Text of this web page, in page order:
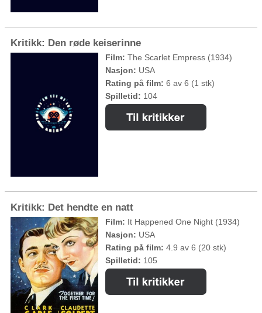
Kritikk: Den røde keiserinne
Film: The Scarlet Empress (1934)
Nasjon: USA
Rating på film: 6 av 6 (1 stk)
Spilletid: 104
Kritikk: Det hendte en natt
Film: It Happened One Night (1934)
Nasjon: USA
Rating på film: 4.9 av 6 (20 stk)
Spilletid: 105